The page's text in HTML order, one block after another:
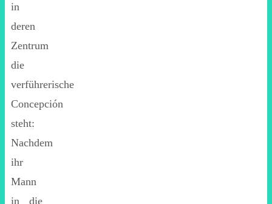
in
deren
Zentrum
die
verführerische
Concepción
steht:
Nachdem
ihr
Mann
in die